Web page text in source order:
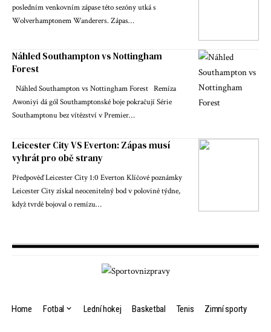
posledním venkovním zápase této sezóny utká s
Wolverhamptonem Wanderers. Zápas…
Náhled Southampton vs Nottingham
Forest
Náhled Southampton vs Nottingham Forest Remíza
Awoniyi dá gól Southamptonské boje pokračují Série
Southamptonu bez vítězství v Premier…
Leicester City VS Everton: Zápas musí
vyhrát pro obě strany
Předpověď Leicester City 1:0 Everton Klíčové poznámky
Leicester City získal neocenitelný bod v polovině týdne,
když tvrdě bojoval o remízu…
Home Fotbal Lední hokej Basketbal Tenis Zimní sporty